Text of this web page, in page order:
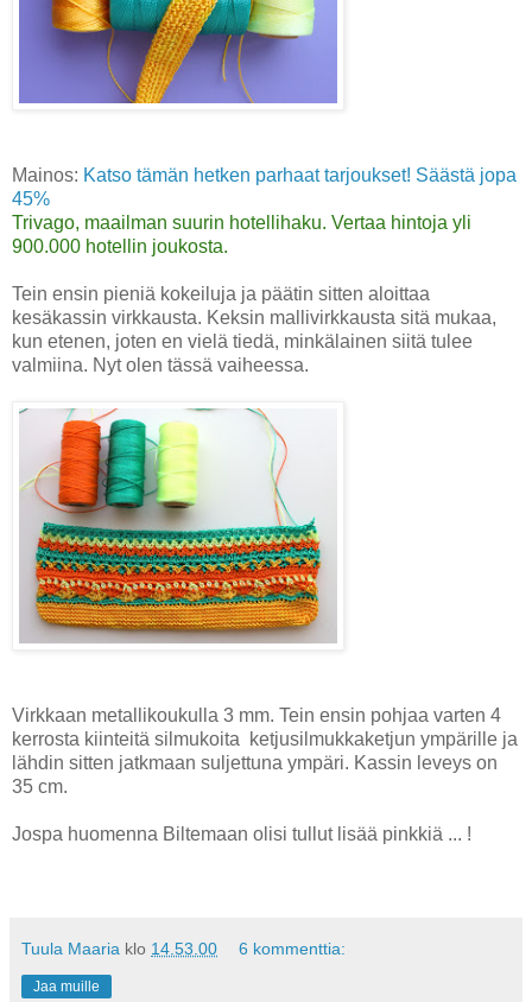
Mainos: Katso tämän hetken parhaat tarjoukset! Säästä jopa
45%
Trivago, maailman suurin hotellihaku. Vertaa hintoja yli
900.000 hotellin joukosta.
Tein ensin pieniä kokeiluja ja päätin sitten aloittaa
kesäkassin virkkausta. Keksin mallivirkkausta sitä mukaa,
kun etenen, joten en vielä tiedä, minkälainen siitä tulee
valmiina. Nyt olen tässä vaiheessa.
Virkkaan metallikoukulla 3 mm. Tein ensin pohjaa varten 4
kerrosta kiinteitä silmukoita ketjusilmukkaketjun ympärille ja
lähdin sitten jatkmaan suljettuna ympäri. Kassin leveys on
35 cm.
Jospa huomenna Biltemaan olisi tullut lisää pinkkiä ... !
Tuula Maaria klo 14.53.00 6 kommenttia:
Jaa muille